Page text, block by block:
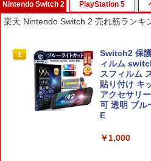
1
スプラトゥ
コード版
スプラトゥ
￥6,449
1
PlayStation
日本語専用
ese only
￥55,000
Beast of
プロダクト
￥7,286
1
【純正品】
ラー + USB-
【純正品】
ラー (ロボッ
1
【
第三章 蛇神
ナル三方背
カー特典:【
り来たる！
ボード付)
￥10,780
劇場版「鬼
Nintendo Switch 2
楽天 Nintendo Switch 2 売れ筋ランキ
1
Switch2 保
ィルム
スフィルム
貼り付け キ
アクセサリ
可 透明 ブル
E
￥1,000
PlayStation 5